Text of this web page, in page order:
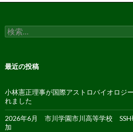
検
索:
最近の投稿
小林憲正理事が国際アストロバイオロジ
れました
2026年6月 市川学園市川高等学校 SSH
加